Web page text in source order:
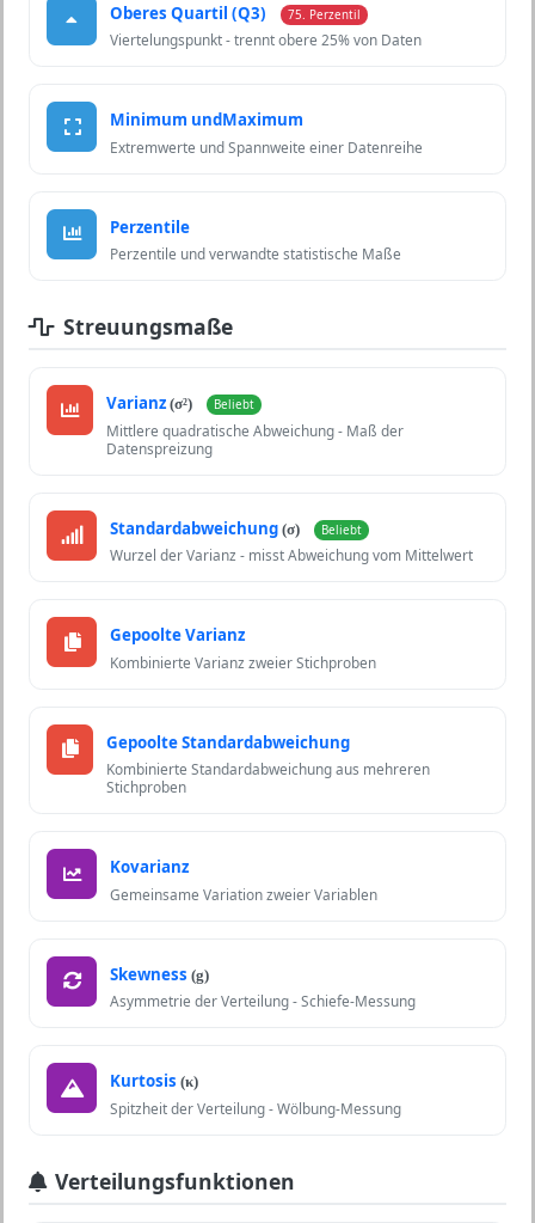
Oberes Quartil (Q3) 75. Perzentil
Viertelungspunkt - trennt obere 25% von Daten
Minimum undMaximum
Extremwerte und Spannweite einer Datenreihe
Perzentile
Perzentile und verwandte statistische Maße
Streuungsmaße
Varianz (σ²) Beliebt
Mittlere quadratische Abweichung - Maß der
Datenspreizung
Standardabweichung (σ) Beliebt
Wurzel der Varianz - misst Abweichung vom Mittelwert
Gepoolte Varianz
Kombinierte Varianz zweier Stichproben
Gepoolte Standardabweichung
Kombinierte Standardabweichung aus mehreren
Stichproben
Kovarianz
Gemeinsame Variation zweier Variablen
Skewness (g)
Asymmetrie der Verteilung - Schiefe-Messung
Kurtosis (κ)
Spitzheit der Verteilung - Wölbung-Messung
Verteilungsfunktionen